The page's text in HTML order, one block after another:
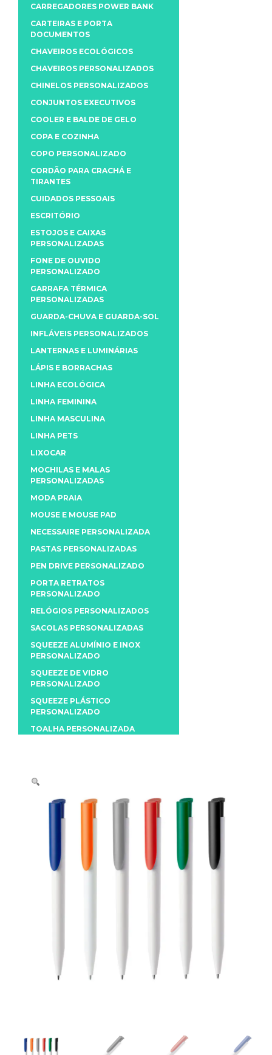
CARREGADORES POWER BANK
CARTEIRAS E PORTA
DOCUMENTOS
CHAVEIROS ECOLÓGICOS
CHAVEIROS PERSONALIZADOS
CHINELOS PERSONALIZADOS
CONJUNTOS EXECUTIVOS
COOLER E BALDE DE GELO
COPA E COZINHA
COPO PERSONALIZADO
CORDÃO PARA CRACHÁ E
TIRANTES
CUIDADOS PESSOAIS
ESCRITÓRIO
ESTOJOS E CAIXAS
PERSONALIZADAS
FONE DE OUVIDO
PERSONALIZADO
GARRAFA TÉRMICA
PERSONALIZADAS
GUARDA-CHUVA E GUARDA-SOL
INFLÁVEIS PERSONALIZADOS
LANTERNAS E LUMINÁRIAS
LÁPIS E BORRACHAS
LINHA ECOLÓGICA
LINHA FEMININA
LINHA MASCULINA
LINHA PETS
LIXOCAR
MOCHILAS E MALAS
PERSONALIZADAS
MODA PRAIA
MOUSE E MOUSE PAD
NECESSAIRE PERSONALIZADA
PASTAS PERSONALIZADAS
PEN DRIVE PERSONALIZADO
PORTA RETRATOS
PERSONALIZADO
RELÓGIOS PERSONALIZADOS
SACOLAS PERSONALIZADAS
SQUEEZE ALUMÍNIO E INOX
PERSONALIZADO
SQUEEZE DE VIDRO
PERSONALIZADO
SQUEEZE PLÁSTICO
PERSONALIZADO
TOALHA PERSONALIZADA